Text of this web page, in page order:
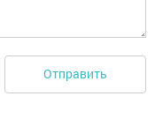
Отправить